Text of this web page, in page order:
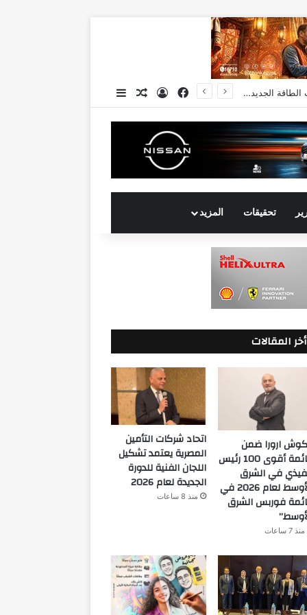
انكوش ارورا ضمن قائمة أقوى 100 رئيس تنفيذي في الشرق الأوسط لعام 2026 في قائمة فوربس الشرق الأوسط” فيسبوكتسجيل الدخول
مقال عشوائي
إضافة عمود جانبي
تحقيقات المزيد
أخر المقالات
ارورا ضمن
قائمة أقوى 100 رئيس
في الشرق
الأوسط لعام 2026 في
فوربس الشرق
منذ 7 ساعات
اتحاد شركات التأمين
المصرية يعتمد تشكيل
اللجان الفنية للدورة
الجديدة لعام 2026
منذ 8 ساعات